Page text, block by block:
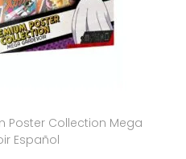
Poster Collection Mega
Español